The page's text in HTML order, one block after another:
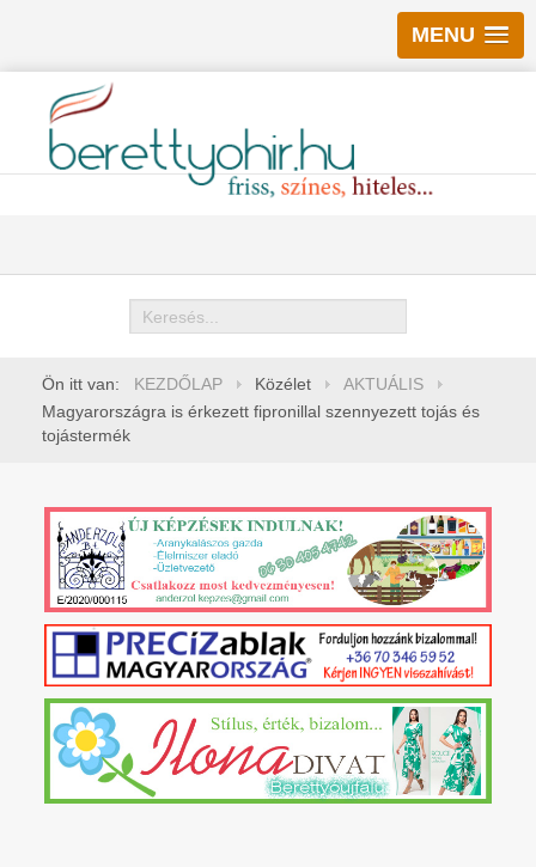
MENU
Keresés
Ön itt van: KEZDŐLAP Közélet
AKTUÁLIS
Magyarországra is érkezett fipronillal szennyezett tojás és
tojástermék